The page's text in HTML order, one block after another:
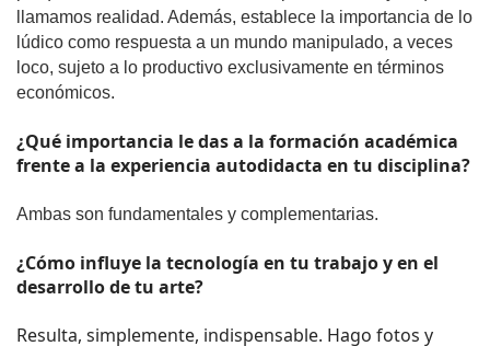
llamamos realidad. Además, establece la importancia de lo
lúdico como respuesta a un mundo manipulado, a veces
loco, sujeto a lo productivo exclusivamente en términos
económicos.
¿Qué importancia le das a la formación académica
frente a la experiencia autodidacta en tu disciplina?
Ambas son fundamentales y complementarias.
¿Cómo influye la tecnología en tu trabajo y en el
desarrollo de tu arte?
Resulta, simplemente, indispensable. Hago fotos y